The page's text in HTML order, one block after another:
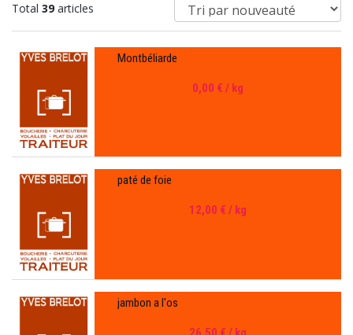
Total 39 articles
Montbéliarde
0,00 € / kg
paté de foie
12,00 € / kg
jambon a l'os